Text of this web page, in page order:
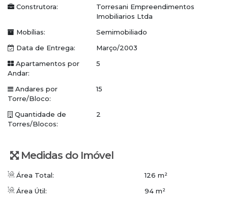
2 Salões de festas
Playground
Horta comunitária
Vagas para visitantes
Portaria 24 horas
WhatsApp/Plantão: (47) 3336-4434
Conceito Imobiliária | Viva o Conceito
Construtora:
Torresani Empreendimentos
Imobiliarios Ltda
Mobílias:
Semimobiliado
Data de Entrega:
Março/2003
Apartamentos por
Andar:
5
Andares por
Torre/Bloco:
15
Quantidade de
Torres/Blocos:
2
Medidas do Imóvel
Área Total:
126 m²
Área Útil:
94 m²